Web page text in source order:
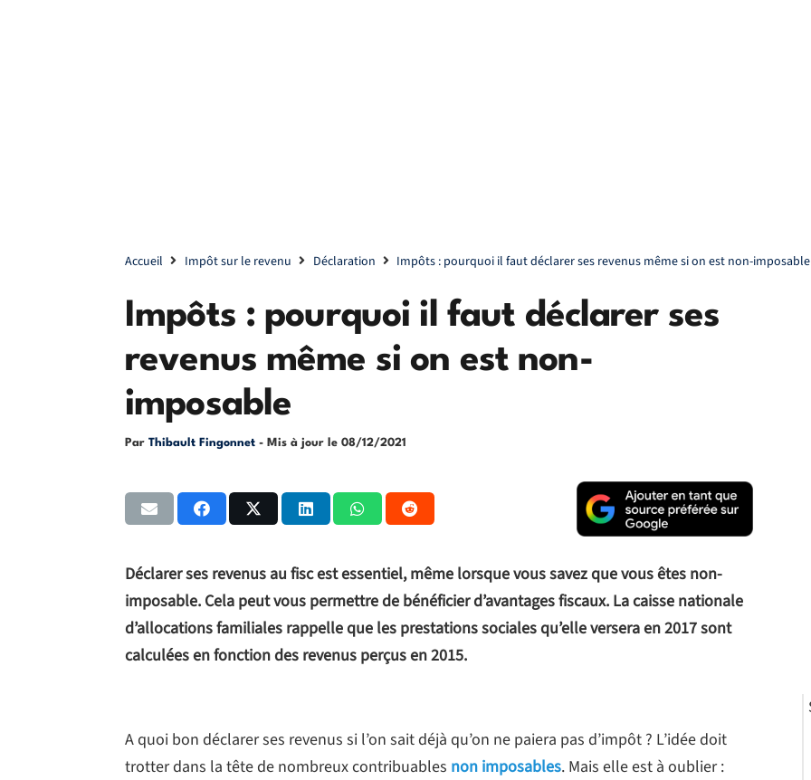
Accueil Impôt sur le revenu Déclaration Impôts : pourquoi il faut déclarer ses revenus même si on est non-imposable
Impôts : pourquoi il faut déclarer ses
revenus même si on est non-
imposable
Par Thibault Fingonnet - Mis à jour le 08/12/2021
Déclarer ses revenus au fisc est essentiel, même lorsque vous savez que vous êtes non-
imposable. Cela peut vous permettre de bénéficier d’avantages fiscaux. La caisse nationale
d’allocations familiales rappelle que les prestations sociales qu’elle versera en 2017 sont
calculées en fonction des revenus perçus en 2015.
A quoi bon déclarer ses revenus si l’on sait déjà qu’on ne paiera pas d’impôt ? L’idée doit
trotter dans la tête de nombreux contribuables non imposables. Mais elle est à oublier :